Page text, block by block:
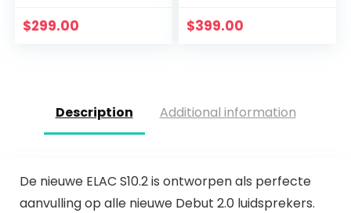
$299.00
analoge versterker
$399.00
Description Additional information
De nieuwe ELAC S10.2 is ontworpen als perfecte
aanvulling op alle nieuwe Debut 2.0 luidsprekers.